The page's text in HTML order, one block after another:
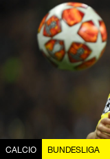
CALCIO BUNDESLIGA